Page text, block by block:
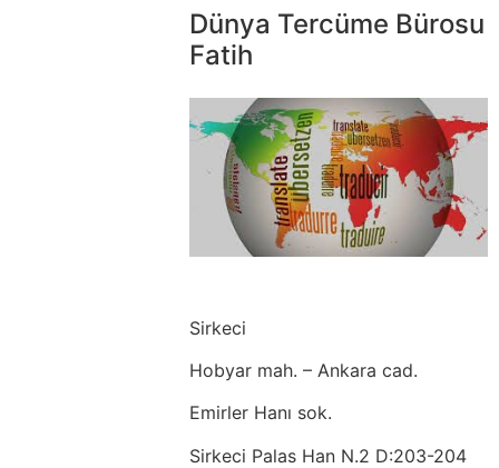
Dünya Tercüme Bürosu
Fatih
Sirkeci
Hobyar mah. – Ankara cad.
Emirler Hanı sok.
Sirkeci Palas Han N.2 D:203-204